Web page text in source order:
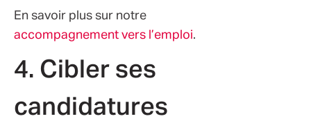
En savoir plus sur notre
accompagnement vers l’emploi.
4. Cibler ses
candidatures